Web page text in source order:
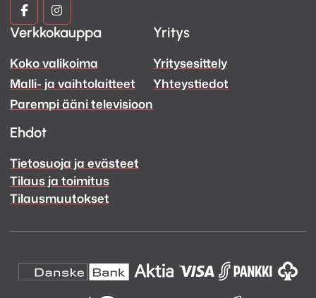
Kuva
ja
Ääni
Facebook
Kuva
ja
Ääni
Instagram
Verkkokauppa
Koko valikoima
Malli- ja vaihtolaitteet
Parempi ääni televisioon
Yritys
Yritysesittely
Yhteystiedot
Ehdot
Tietosuoja ja evästeet
Tilaus ja toimitus
Tilausmuutokset